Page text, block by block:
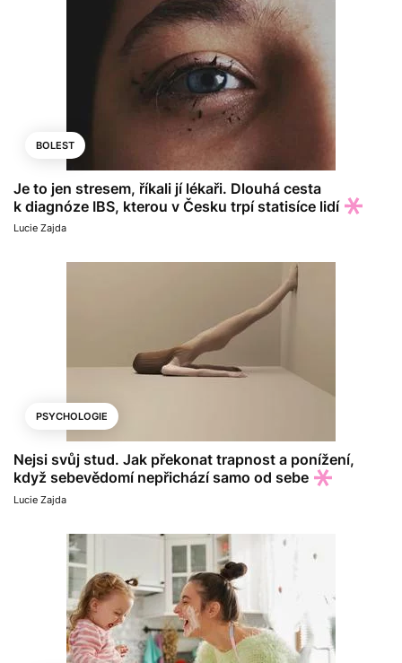
BOLEST
Je to jen stresem, říkali jí lékaři. Dlouhá cesta
k diagnóze IBS, kterou v Česku trpí statisíce lidí
Lucie Zajda
PSYCHOLOGIE
Nejsi svůj stud. Jak překonat trapnost a ponížení,
když sebevědomí nepřichází samo od sebe
Lucie Zajda